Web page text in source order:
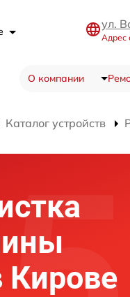
ул.
Адрес
О компании
Каталог устройств
Кирове